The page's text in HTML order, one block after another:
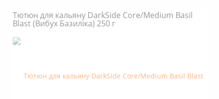
Смак: Насичений
Аромат: Солодкий
Аромат: Цитрусовий
Аромат: Терпкий
Тютюн для кальяну DarkSide Core/Medium Basil
Blast (Вибух Базиліка) 250 г